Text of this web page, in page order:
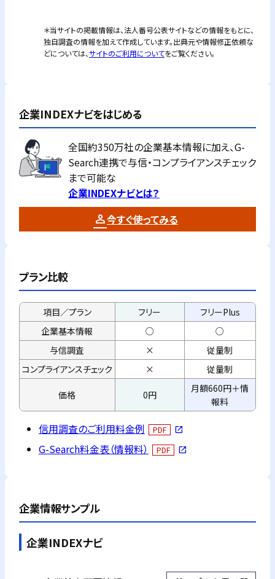
＊当サイトの掲載情報は、法人番号公表サイトなどの情報をもとに、
独自調査の情報を加えて作成しています。出典元や情報修正依頼な
どについては、サイトのご利用についてをご覧ください。
企業INDEXナビをはじめる
全国約350万社の企業基本情報に加え、G-
Search連携で与信・コンプライアンスチェック
まで可能な
企業INDEXナビとは？
今すぐ使ってみる
プラン比較
項目／プラン フリー
フリーPlus
企業基本情報
○
○
与信調査
×
従量制
コンプライアンスチェック × 従量制
価格 0円
月額660円＋情
報料
信用調査のご利用料金例 PDF open_in_new
G-Search料金表（情報料） PDF open_in_new
企業情報サンプル
企業INDEXナビ